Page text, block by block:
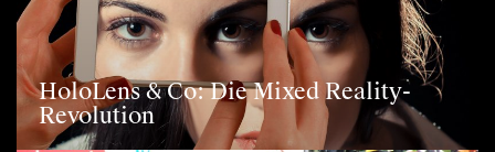
HoloLens & Co: Die Mixed Reality-
Revolution